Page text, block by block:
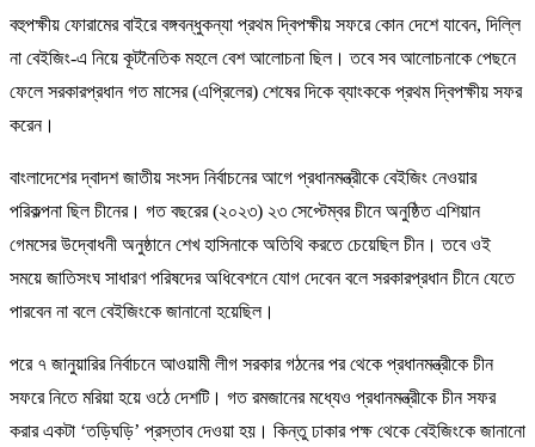
বহুপক্ষীয় ফোরামের বাইরে বঙ্গবন্ধুকন্যা প্রথম দ্বিপক্ষীয় সফরে কোন দেশে যাবেন, দিল্লি
না বেইজিং-এ নিয়ে কূটনৈতিক মহলে বেশ আলোচনা ছিল। তবে সব আলোচনাকে পেছনে
ফেলে সরকারপ্রধান গত মাসের (এপ্রিলের) শেষের দিকে ব্যাংককে প্রথম দ্বিপক্ষীয় সফর
করেন।
বাংলাদেশের দ্বাদশ জাতীয় সংসদ নির্বাচনের আগে প্রধানমন্ত্রীকে বেইজিং নেওয়ার
পরিকল্পনা ছিল চীনের। গত বছরের (২০২৩) ২৩ সেপ্টেম্বর চীনে অনুষ্ঠিত এশিয়ান
গেমসের উদ্বোধনী অনুষ্ঠানে শেখ হাসিনাকে অতিথি করতে চেয়েছিল চীন। তবে ওই
সময়ে জাতিসংঘ সাধারণ পরিষদের অধিবেশনে যোগ দেবেন বলে সরকারপ্রধান চীনে যেতে
পারবেন না বলে বেইজিংকে জানানো হয়েছিল।
পরে ৭ জানুয়ারির নির্বাচনে আওয়ামী লীগ সরকার গঠনের পর থেকে প্রধানমন্ত্রীকে চীন
সফরে নিতে মরিয়া হয়ে ওঠে দেশটি। গত রমজানের মধ্যেও প্রধানমন্ত্রীকে চীন সফর
করার একটা ‘তড়িঘড়ি’ প্রস্তাব দেওয়া হয়। কিন্তু ঢাকার পক্ষ থেকে বেইজিংকে জানানো